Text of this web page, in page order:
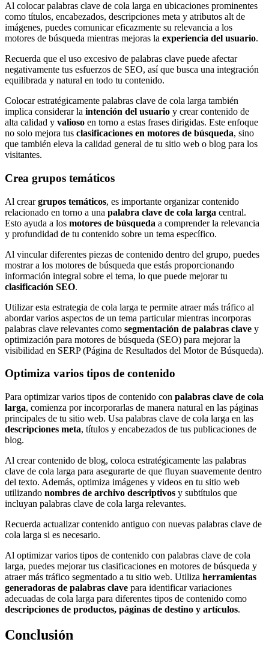
Al colocar palabras clave de cola larga en ubicaciones prominentes
como títulos, encabezados, descripciones meta y atributos alt de
imágenes, puedes comunicar eficazmente su relevancia a los
motores de búsqueda mientras mejoras la experiencia del usuario.
Recuerda que el uso excesivo de palabras clave puede afectar
negativamente tus esfuerzos de SEO, así que busca una integración
equilibrada y natural en todo tu contenido.
Colocar estratégicamente palabras clave de cola larga también
implica considerar la intención del usuario y crear contenido de
alta calidad y valioso en torno a estas frases dirigidas. Este enfoque
no solo mejora tus clasificaciones en motores de búsqueda, sino
que también eleva la calidad general de tu sitio web o blog para los
visitantes.
Crea grupos temáticos
Al creargrupos temáticos, es importante organizar contenido
relacionado en torno a una palabra clave de cola larga central.
Esto ayuda a los motores de búsqueda a comprender la relevancia
y profundidad de tu contenido sobre un tema específico.
Al vincular diferentes piezas de contenido dentro del grupo, puedes
mostrar a los motores de búsqueda que estás proporcionando
información integral sobre el tema, lo que puede mejorar tu
clasificación SEO.
Utilizar esta estrategia de cola larga te permite atraer más tráfico al
abordar varios aspectos de un tema particular mientras incorporas
palabras clave relevantes como segmentación de palabras clave y
optimización para motores de búsqueda (SEO) para mejorar la
visibilidad en SERP (Página de Resultados del Motor de Búsqueda).
Optimiza varios tipos de contenido
Para optimizar varios tipos de contenido con palabras clave de cola
larga, comienza por incorporarlas de manera natural en las páginas
principales de tu sitio web. Usa palabras clave de cola larga en las
descripciones meta, títulos y encabezados de tus publicaciones de
blog.
Al crear contenido de blog, coloca estratégicamente las palabras
clave de cola larga para asegurarte de que fluyan suavemente dentro
del texto. Además, optimiza imágenes y videos en tu sitio web
utilizando nombres de archivo descriptivos y subtítulos que
incluyan palabras clave de cola larga relevantes.
Recuerda actualizar contenido antiguo con nuevas palabras clave de
cola larga si es necesario.
Al optimizar varios tipos de contenido con palabras clave de cola
larga, puedes mejorar tus clasificaciones en motores de búsqueda y
atraer más tráfico segmentado a tu sitio web. Utiliza herramientas
generadoras de palabras clave para identificar variaciones
adecuadas de cola larga para diferentes tipos de contenido como
descripciones de productos, páginas de destino y artículos.
Conclusión